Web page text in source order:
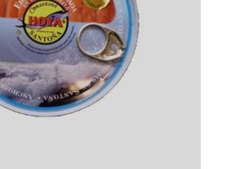
AL CARRITO
/